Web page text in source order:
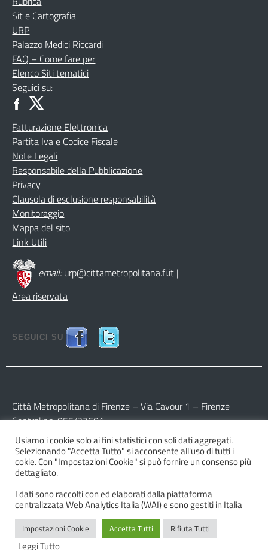
Sit e Cartografia
URP
Palazzo Medici Riccardi
FAQ – Come fare per
Elenco Siti tematici
Seguici su:
Fatturazione Elettronica
Partita Iva e Codice Fiscale
Note Legali
Responsabile della Pubblicazione
Privacy
Clausola di esclusione responsabilità
Monitoraggio
Mappa del sito
Link Utili
email:urp@cittametropolitana.fi.it |
Area riservata
SEGUICI SU
Città Metropolitana di Firenze – Via Cavour 1 – Firenze
Centralino: 055/27601
Partita IVA: 017 09 77 04 89
Codice Fiscale: 800 16 45 04 80
© 2026 Città Metropolitana di Firenze
Usiamo i cookie solo ai fini statistici con soli dati aggregati.
Selezionando "Accetta Tutto" si acconsente all'uso di tutti i
cokie. Con "Impostazioni Cookie" si può fornire un consenso più
dettagliato.
I dati sono raccolti con ed elaborati dalla piattaforma
centralizzata Web Analytics Italia (WAI) e sono gestiti in Italia
Impostazioni Cookie Accetta Tutti Rifiuta Tutti
Leggi Tutto